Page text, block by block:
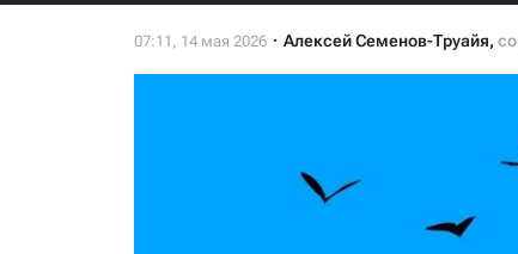
Алексей Семенов-Труайя,